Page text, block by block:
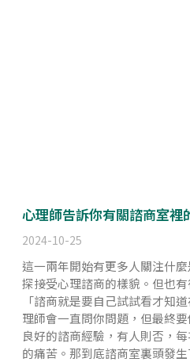
心理師告訴你有關諮商室裡
2024-10-25
這一兩年開始有更多人關注什
探接受心理諮商的樣貌。但也
「諮商就是要自己試試看才知
理師會一直問你問題，但最終
良好的諮商經驗，有人則否，
的痛苦。那到底諮商室裏頭發生